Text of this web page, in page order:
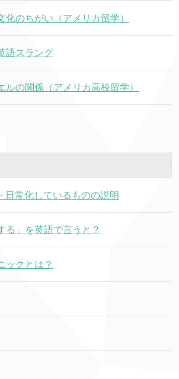
化のちがい（アメリカ留学）
語スラング
ルの関係（アメリカ高校留学）
日常化しているものの説明
る」を英語で言うと？
ックとは？